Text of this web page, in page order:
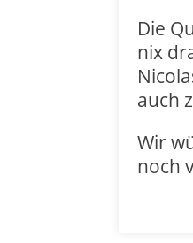
Die
nix
auch
Wir
noch